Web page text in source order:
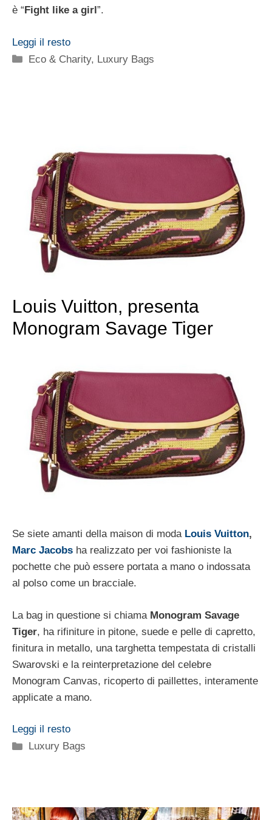
è “Fight like a girl”.
Leggi il resto
Categorie
Eco & Charity, Luxury Bags
Louis Vuitton, presenta
Monogram Savage Tiger
Se siete amanti della maison di moda Louis Vuitton,
Marc Jacobs ha realizzato per voi fashioniste la
pochette che può essere portata a mano o indossata
al polso come un bracciale.
La bag in questione si chiama Monogram Savage
Tiger, ha rifiniture in pitone, suede e pelle di capretto,
finitura in metallo, una targhetta tempestata di cristalli
Swarovski e la reinterpretazione del celebre
Monogram Canvas, ricoperto di paillettes, interamente
applicate a mano.
Leggi il resto
Categorie
Luxury Bags